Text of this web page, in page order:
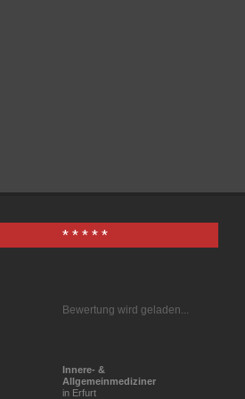
* * * * *
Bewertung wird geladen...
Innere- &
Allgemeinmediziner
in Erfurt